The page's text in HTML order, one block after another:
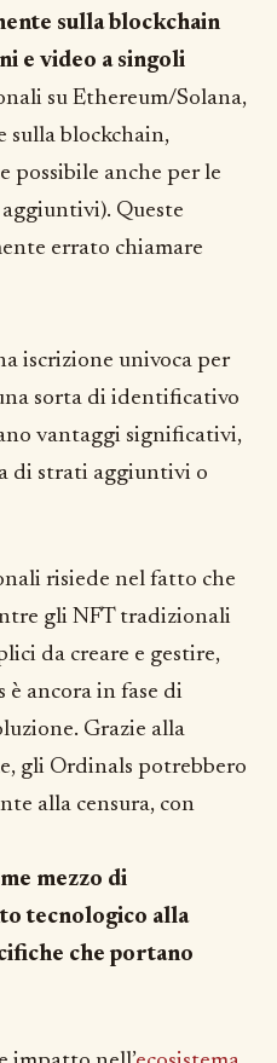
sulla blockchain
e video a singoli
su Ethereum/Solana,
blockchain,
possibile anche per le
Queste
errato chiamare
iscrizione univoca per
sorta di identificativo
vantaggi significativi,
di strati aggiuntivi o
risiede nel fatto che
gli NFT tradizionali
da creare e gestire,
ancora in fase di
Grazie alla
gli Ordinals potrebbero
alla censura, con
mezzo di
tecnologico alla
che portano